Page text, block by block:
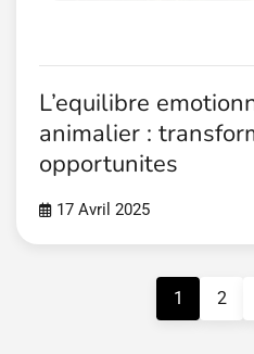
L’equilibre
animalier :
opportunites
17 Avril 2025
1 2